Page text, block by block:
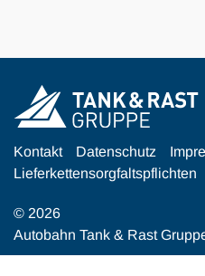
Kontakt Datenschutz
Lieferkettensorgfaltspflichten
© 2026
Autobahn Tank & Rast